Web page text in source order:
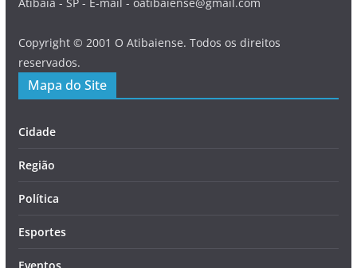
Copyright © 2001 O Atibaiense. Todos os direitos
reservados.
Mapa do Site
Cidade
Região
Política
Esportes